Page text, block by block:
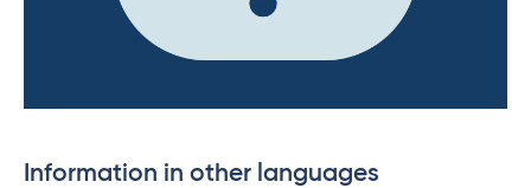
Information in other languages